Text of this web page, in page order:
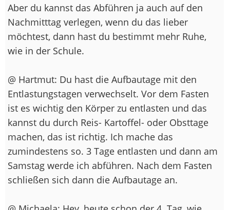
Aber du kannst das Abführen ja auch auf den
Nachmitttag verlegen, wenn du das lieber
möchtest, dann hast du bestimmt mehr Ruhe,
wie in der Schule.
@ Hartmut: Du hast die Aufbautage mit den
Entlastungstagen verwechselt. Vor dem Fasten
ist es wichtig den Körper zu entlasten und das
kannst du durch Reis- Kartoffel- oder Obsttage
machen, das ist richtig. Ich mache das
zumindestens so. 3 Tage entlasten und dann am
Samstag werde ich abführen. Nach dem Fasten
schließen sich dann die Aufbautage an.